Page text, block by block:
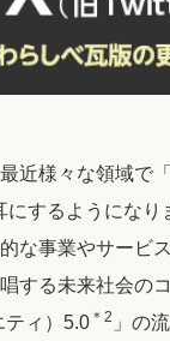
近様々な領域で
にするようにな
な事業やサービ
する未来社会の
ティ）5.0 ＊2 」の